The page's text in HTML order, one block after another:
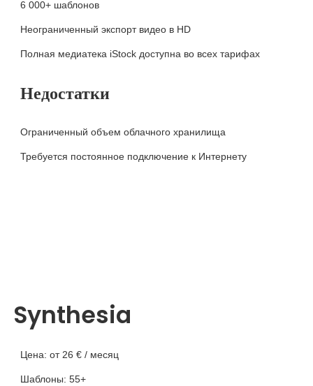
6 000+ шаблонов
Неограниченный экспорт видео в HD
Полная медиатека iStock доступна во всех тарифах
Недостатки
Ограниченный объем облачного хранилища
Требуется постоянное подключение к Интернету
Synthesia
Цена: от 26 € / месяц
Шаблоны: 55+